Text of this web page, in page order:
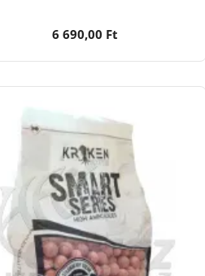
6 690,00 Ft